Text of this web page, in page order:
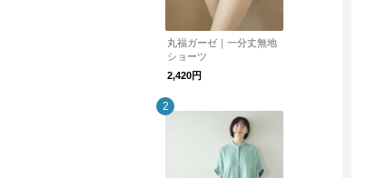
丸福ガーゼ｜一分丈無地
ショーツ
2,420円